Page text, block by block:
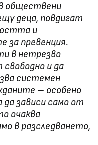
обществени
деца, повдигат
и
за превенция.
в нетрезво
и да
системен
– особено
да зависи само от
очаква
в разследването,